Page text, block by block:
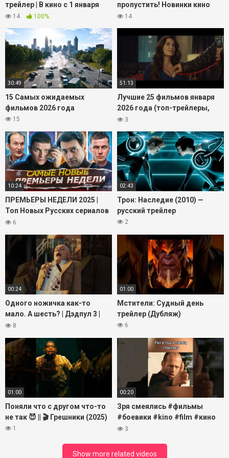
Включайте подборку, выбирайте понравившийся фильм
по настроению и сразу переходите к просмотру в
хорошем качестве.
трейлер | В кино с 1 января
2026 года @START_SHOWS
14 100%
пропустить! Новинки кино
2026. Часть 1
14
30:49
15 Самых ожидаемых
фильмов 2026 года
15
51:13
Лучшие 25 фильмов января
2026 года (топ-трейлеры,
новинки, премьеры)
3
10:24
ПРЕМЬЕРЫ НЕДЕЛИ 2025 |
Топ Новых Русских сериалов
и фильмов декабрь январь
6
02:43
Трон: Наследие (2010) —
русский трейлер
2
00:24
Одного ножичка как-то
мало. А шесть? | Дэдпул 3 |
Дэдпул и Росомаха #кино
8
01:00
Мстители: Судный день
трейлер (Дубляж)
6
01:00
Поняли что с другом что-то
не так 😈 || 🎬 Грешники (2025)
1
00:20
Зря смеялись #фильмы
#боевики #kino #film #кино
#movie #чтопосмотреть
3
Show more related videos